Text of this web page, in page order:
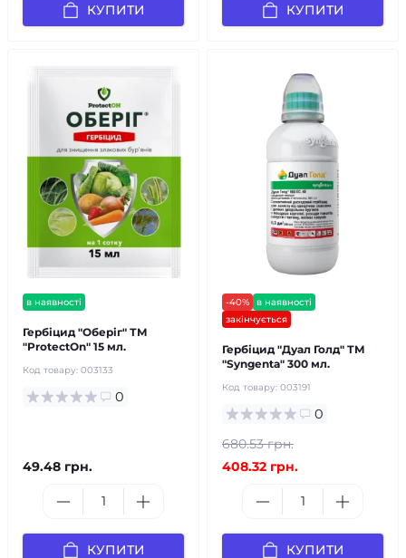
КУПИТИ КУПИТИ
в наявності
Гербіцид "Оберіг" ТМ
"ProtectOn" 15 мл.
Код товару: 003133
0
49.48 грн.
КУПИТИ
-40%
в наявності
закінчується
Гербіцид "Дуал Голд" ТМ
"Syngenta" 300 мл.
Код товару: 003191
0
680.53 грн.
408.32 грн.
КУПИТИ